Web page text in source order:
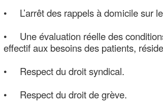
• L’arrêt des rappels à domicile sur
• Une évaluation réelle des
effectif aux besoins des patients,
• Respect du droit syndical.
• Respect du droit de grève.